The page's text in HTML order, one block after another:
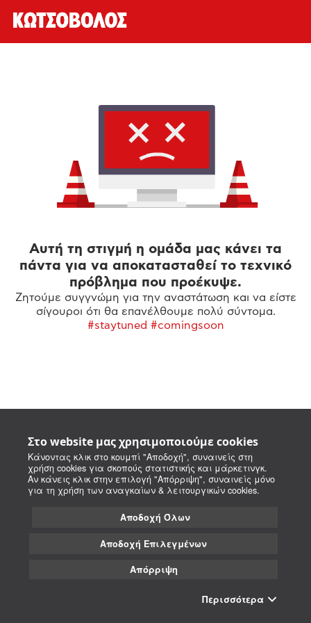
Στο website μας χρησιμοποιούμε cookies
Κάνοντας κλικ στο κουμπί "Αποδοχή", συναινείς στη
χρήση cookies για σκοπούς στατιστικής και μάρκετινγκ.
Αν κάνεις κλικ στην επιλογή "Απόρριψη", συναινείς μόνο
για τη χρήση των αναγκαίων & λειτουργικών cookies.
Αποδοχή Όλων
Αποδοχή Επιλεγμένων
Απόρριψη
Περισσότερα
Αυτή τη στιγμή η ομάδα μας κάνει τα
πάντα για να αποκατασταθεί το τεχνικό
πρόβλημα που προέκυψε.
Ζητούμε συγγνώμη για την αναστάτωση και να είστε
σίγουροι ότι θα επανέλθουμε πολύ σύντομα.
#staytuned #comingsoon